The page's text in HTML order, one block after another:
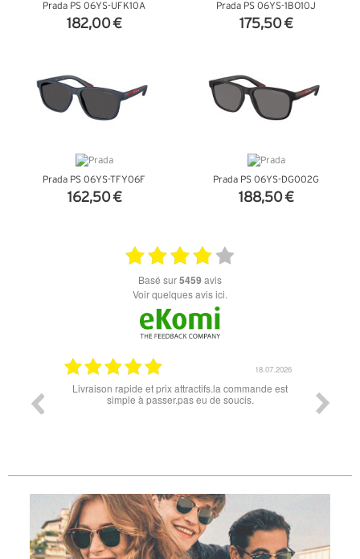
Prada PS 06YS-UFK10A
182,00 €
Prada PS 06YS-1BO10J
175,50 €
Prada PS 06YS-TFY06F
162,50 €
Prada PS 06YS-DG002G
188,50 €
basé sur5459 avis
Voir quelques avis ici.
18.07.2026
Livraison rapide et prix attractifs.la commande est
simple à passer.pas eu de soucis.